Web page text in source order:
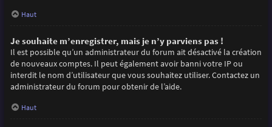
Haut
Je souhaite m’enregistrer, mais je n’y parviens pas !
Il est possible qu’un administrateur du forum ait désactivé la création
de nouveaux comptes. Il peut également avoir banni votre IP ou
interdit le nom d’utilisateur que vous souhaitez utiliser. Contactez un
administrateur du forum pour obtenir de l’aide.
Haut